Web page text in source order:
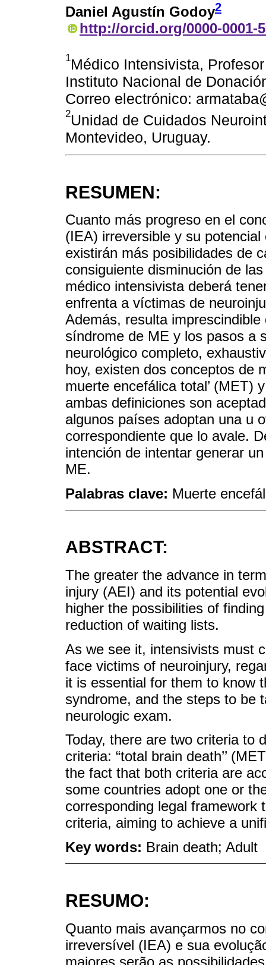
Daniel Agustín Godoy2
http://orcid.org/0000-0001-
1Médico Intensivista,
Instituto Nacional de
Correo electrónico:
2Unidad de Cuidados
Montevideo, Uruguay.
RESUMEN:
Cuanto más progreso en el
(IEA) irreversible y su
existirán más posibilidades de
consiguiente disminución de
médico intensivista deberá
enfrenta a víctimas de
Además, resulta
síndrome de ME y los pasos a
neurológico completo,
hoy, existen dos conceptos de
muerte encefálica total’ (MET)
ambas definiciones son
algunos países adoptan una u
correspondiente que lo avale.
intención de intentar generar
ME.
Palabras clave: Muerte
ABSTRACT:
The greater the advance in
injury (AEI) and its potential
higher the possibilities of
reduction of waiting lists.
As we see it, intensivists must
face victims of neuroinjury,
it is essential for them to know
syndrome, and the steps to be
neurologic exam.
Today, there are two criteria to
criteria: “total brain death’’
the fact that both criteria are
some countries adopt one or
corresponding legal framework
criteria, aiming to achieve a
Key words: Brain death; Adult
RESUMO:
Quanto mais avançarmos no
irreversível (IEA) e sua
maiores serão as